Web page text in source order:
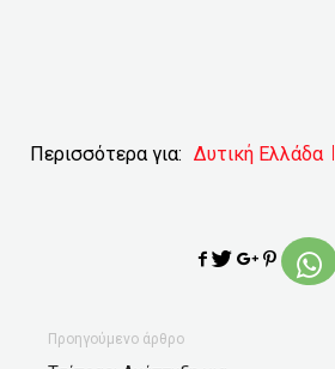
Περισσότερα για: Δυτική Ελλάδα
Προηγούμενο άρθρο